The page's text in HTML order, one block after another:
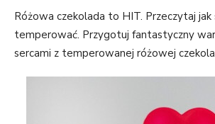
Różowa czekolada to HIT. Przeczytaj jak
temperować. Przygotuj fantastyczny
sercami z temperowanej różowej